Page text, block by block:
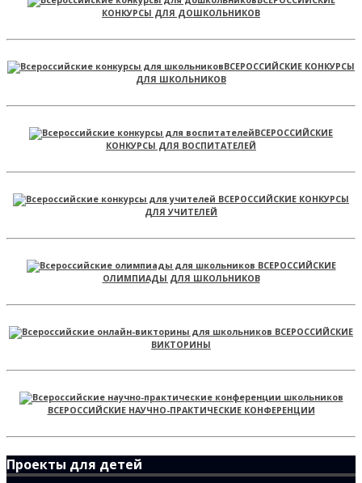
КОНКУРСЫ ДЛЯ ДОШКОЛЬНИКОВ
ВСЕРОССИЙСКИЕ КОНКУРСЫ
ДЛЯ ШКОЛЬНИКОВ
ВСЕРОССИЙСКИЕ
КОНКУРСЫ ДЛЯ ВОСПИТАТЕЛЕЙ
ВСЕРОССИЙСКИЕ КОНКУРСЫ
ДЛЯ УЧИТЕЛЕЙ
ВСЕРОССИЙСКИЕ
ОЛИМПИАДЫ ДЛЯ ШКОЛЬНИКОВ
ВСЕРОССИЙСКИЕ
ВИКТОРИНЫ
ВСЕРОССИЙСКИЕ НАУЧНО-ПРАКТИЧЕСКИЕ КОНФЕРЕНЦИИ
Проекты для детей